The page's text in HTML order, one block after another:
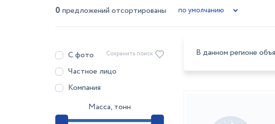
0 предложений отсортированы
С фото
Частное лицо
Компания
Масса, тонн
Сохранить поиск В данном регионе